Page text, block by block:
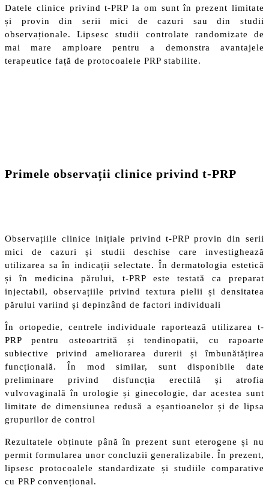
Datele clinice privind t-PRP la om sunt în prezent limitate
și provin din serii mici de cazuri sau din studii
observaționale. Lipsesc studii controlate randomizate de
mai mare amploare pentru a demonstra avantajele
terapeutice față de protocoalele PRP stabilite.
Primele observații clinice privind t-PRP
Observațiile clinice inițiale privind t-PRP provin din serii
mici de cazuri și studii deschise care investighează
utilizarea sa în indicații selectate. În dermatologia estetică
și în medicina părului, t-PRP este testată ca preparat
injectabil, observațiile privind textura pielii și densitatea
părului variind și depinzând de factori individuali
În ortopedie, centrele individuale raportează utilizarea t-
PRP pentru osteoartrită și tendinopatii, cu rapoarte
subiective privind ameliorarea durerii și îmbunătățirea
funcțională. În mod similar, sunt disponibile date
preliminare privind disfuncția erectilă și atrofia
vulvovaginală în urologie și ginecologie, dar acestea sunt
limitate de dimensiunea redusă a eșantioanelor și de lipsa
grupurilor de control
Rezultatele obținute până în prezent sunt eterogene și nu
permit formularea unor concluzii generalizabile. În prezent,
lipsesc protocoalele standardizate și studiile comparative
cu PRP convențional.